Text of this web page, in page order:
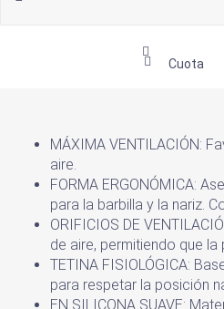
Cuota
MÁXIMA VENTILACIÓN:
aire.
FORMA ERGONÓMICA:
para la barbilla y la nariz.
ORIFICIOS DE
de aire, permitiendo que la
TETINA FISIOLÓGICA:
para respetar la posición
EN SILICONA SUAVE: